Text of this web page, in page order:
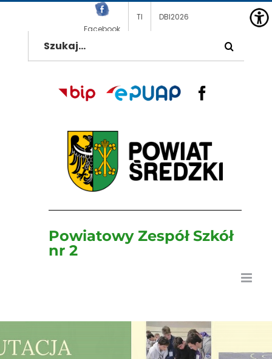
zawartości
Facebook
TI
DBI2026
BIP EPUAP Facebook
Powiatowy Zespół Szkół
nr 2